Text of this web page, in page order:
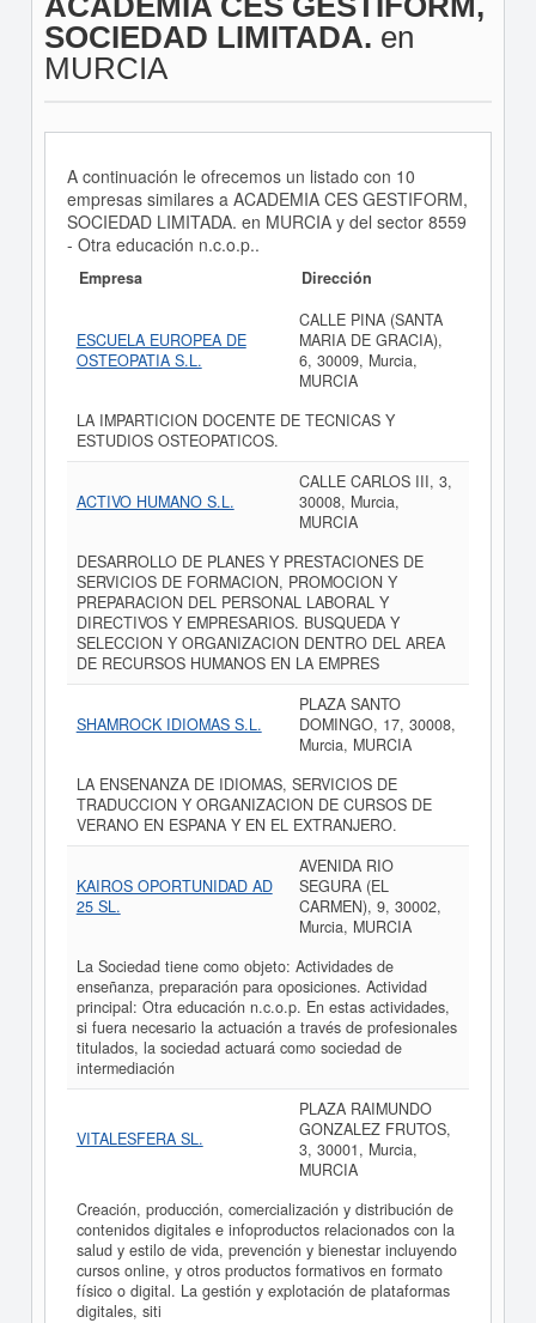
SOCIEDAD LIMITADA. en
MURCIA
A continuación le ofrecemos un listado con 10
empresas similares a ACADEMIA CES GESTIFORM,
SOCIEDAD LIMITADA. en MURCIA y del sector 8559
- Otra educación n.c.o.p..
Empresa Dirección
ESCUELA EUROPEA DE
OSTEOPATIA S.L.
CALLE PINA (SANTA
MARIA DE GRACIA),
6, 30009, Murcia,
MURCIA
LA IMPARTICION DOCENTE DE TECNICAS Y
ESTUDIOS OSTEOPATICOS.
ACTIVO HUMANO S.L.
CALLE CARLOS III, 3,
30008, Murcia,
MURCIA
DESARROLLO DE PLANES Y PRESTACIONES DE
SERVICIOS DE FORMACION, PROMOCION Y
PREPARACION DEL PERSONAL LABORAL Y
DIRECTIVOS Y EMPRESARIOS. BUSQUEDA Y
SELECCION Y ORGANIZACION DENTRO DEL AREA
DE RECURSOS HUMANOS EN LA EMPRES
SHAMROCK IDIOMAS S.L.
PLAZA SANTO
DOMINGO, 17, 30008,
Murcia, MURCIA
LA ENSENANZA DE IDIOMAS, SERVICIOS DE
TRADUCCION Y ORGANIZACION DE CURSOS DE
VERANO EN ESPANA Y EN EL EXTRANJERO.
KAIROS OPORTUNIDAD AD
25 SL.
AVENIDA RIO
SEGURA (EL
CARMEN), 9, 30002,
Murcia, MURCIA
La Sociedad tiene como objeto: Actividades de
enseñanza, preparación para oposiciones. Actividad
principal: Otra educación n.c.o.p. En estas actividades,
si fuera necesario la actuación a través de profesionales
titulados, la sociedad actuará como sociedad de
intermediación
VITALESFERA SL.
PLAZA RAIMUNDO
GONZALEZ FRUTOS,
3, 30001, Murcia,
MURCIA
Creación, producción, comercialización y distribución de
contenidos digitales e infoproductos relacionados con la
salud y estilo de vida, prevención y bienestar incluyendo
cursos online, y otros productos formativos en formato
físico o digital. La gestión y explotación de plataformas
digitales, siti